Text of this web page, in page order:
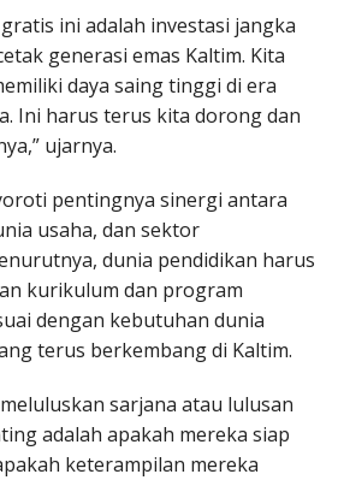
ini adalah investasi jangka
generasi emas Kaltim. Kita
daya saing tinggi di era
Ini harus terus kita dorong dan
ujarnya.
pentingnya sinergi antara
usaha, dan sektor
dunia pendidikan harus
kurikulum dan program
dengan kebutuhan dunia
terus berkembang di Kaltim.
sarjana atau lulusan
adalah apakah mereka siap
keterampilan mereka